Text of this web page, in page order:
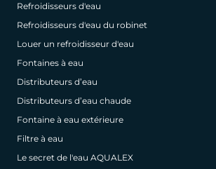
Refroidisseurs d'eau
Refroidisseurs d'eau du robinet
Louer un refroidisseur d'eau
Fontaines à eau
Distributeurs d’eau
Distributeurs d’eau chaude
Fontaine à eau extérieure
Filtre à eau
Le secret de l'eau AQUALEX